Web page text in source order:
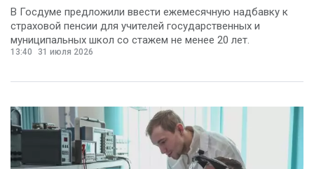
В Госдуме предложили ввести ежемесячную надбавку к
страховой пенсии для учителей государственных и
муниципальных школ со стажем не менее 20 лет.
13:40 31 июля 2026